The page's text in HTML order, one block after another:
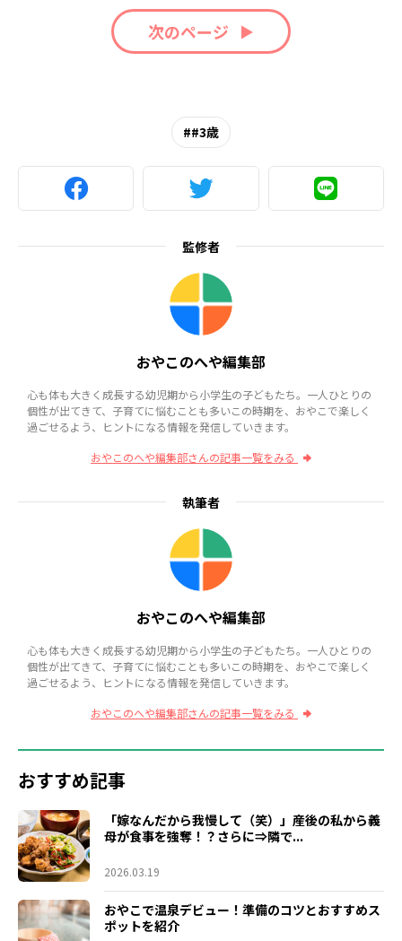
次のページ
#3歳
監修者
おやこのへや編集部
心も体も大きく成長する幼児期から小学生の子どもたち。一人ひとりの
個性が出てきて、子育てに悩むことも多いこの時期を、おやこで楽しく
過ごせるよう、ヒントになる情報を発信していきます。
おやこのへや編集部さんの記事一覧をみる
執筆者
おやこのへや編集部
心も体も大きく成長する幼児期から小学生の子どもたち。一人ひとりの
個性が出てきて、子育てに悩むことも多いこの時期を、おやこで楽しく
過ごせるよう、ヒントになる情報を発信していきます。
おやこのへや編集部さんの記事一覧をみる
おすすめ記事
「嫁なんだから我慢して（笑）」産後の私から義
母が食事を強奪！？さらに⇒隣で...
2026.03.19
おやこで温泉デビュー！準備のコツとおすすめス
ポットを紹介